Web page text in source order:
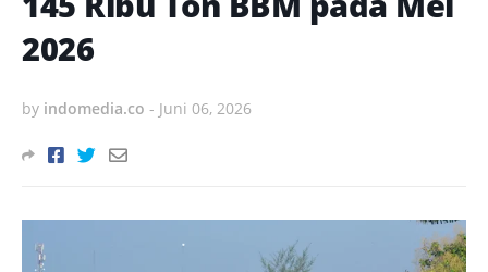
2026
by indomedia.co - Juni 06, 2026